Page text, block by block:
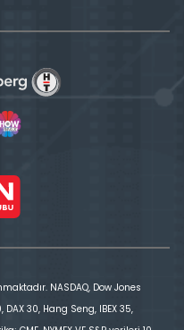
NASDAQ, Dow Jones
DAX 30, Hang Seng, IBEX 35,